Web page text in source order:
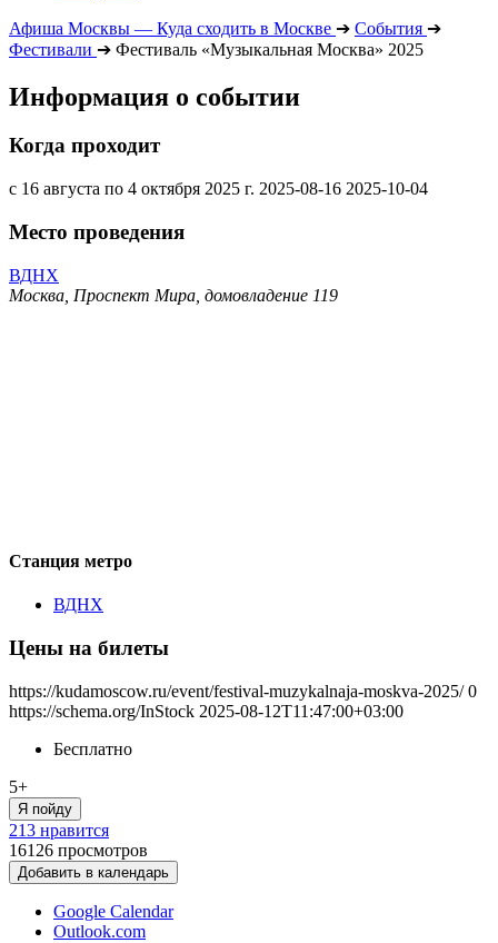
Афиша Москвы — Куда сходить в Москве ➔ События ➔
Фестивали ➔ Фестиваль «Музыкальная Москва» 2025
Информация о событии
Когда проходит
с 16 августа по 4 октября 2025 г. 2025-08-16 2025-10-04
Место проведения
ВДНХ
Москва, Проспект Мира, домовладение 119
Станция метро
ВДНХ
Цены на билеты
https://kudamoscow.ru/event/festival-muzykalnaja-moskva-2025/ 0
https://schema.org/InStock 2025-08-12T11:47:00+03:00
Бесплатно
5+
Я пойду
213 нравится
16126 просмотров
Добавить в календарь
Google Calendar
Outlook.com